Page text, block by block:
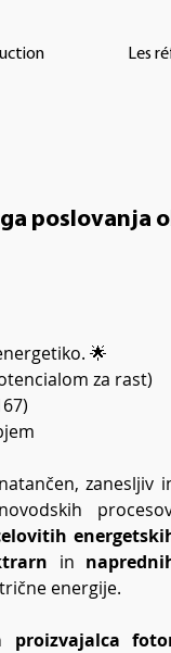
Les
🌟
za rast)
zanesljiv
in
energije.
proizvajalca